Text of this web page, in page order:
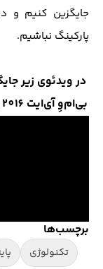
جایگزین کنیم و
پارکینگ نباشیم.
در ویدئوی زیر
بی‌ام‌وِ آی‌ایت 2016 را با سیستم‌های دوربینی ملاحظه می‌کنید.
برچسب‌ها
تکنولوژی